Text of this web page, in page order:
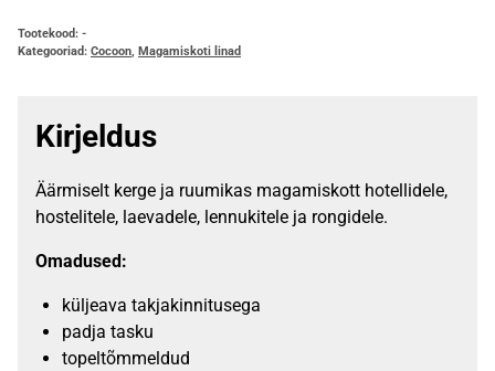
Tootekood: -
Kategooriad: Cocoon, Magamiskoti linad
Kirjeldus
Äärmiselt kerge ja ruumikas magamiskott hotellidele,
hostelitele, laevadele, lennukitele ja rongidele.
Omadused:
küljeava takjakinnitusega
padja tasku
topeltõmmeldud